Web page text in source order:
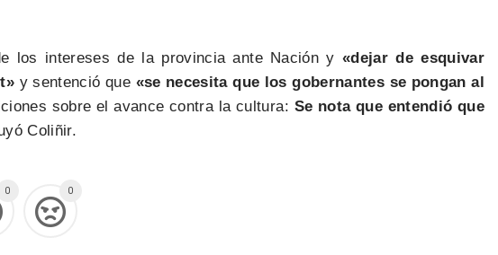
los intereses de la provincia ante Nación y«dejar de esquivar
y sentenció que «se necesita que los gobernantes se pongan al
sobre el avance contra la cultura: Se nota que entendió que
Coliñir.
0 0